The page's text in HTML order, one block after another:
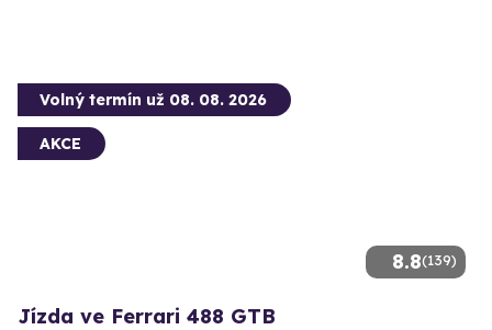
8.8(139)
Volný termín už 08. 08. 2026
AKCE
Jízda ve Ferrari 488 GTB